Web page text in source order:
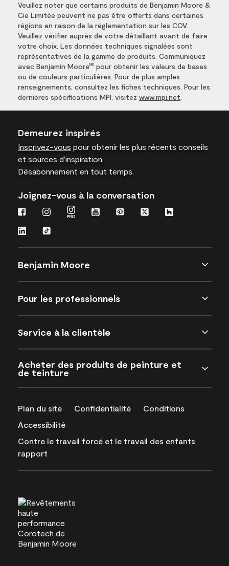
Veuillez noter que certains produits de Benjamin Moore &
Cie Limitée peuvent ne pas être offerts dans certaines
régions en raison de la réglementation sur les COV.
Veuillez vérifier auprès de votre détaillant avant de faire
votre choix. Les données techniques signalées sont
représentatives de la gamme de produits. Communiquez
avec Benjamin Moore MD pour obtenir les valeurs de bases
ou de couleurs particulières. Pour de plus amples
renseignements, consultez les fiches techniques. Pour les
dernières spécifications MPI, visitez www.mpi.net
Demeurez inspirés
Inscrivez-vous pour obtenir les plus récents conseils
et sources d’inspiration.
Désabonnement en tout temps.
Joignez-vous à la conversation
Benjamin Moore
Pour les professionnels
Service à la clientèle
Acheter des produits de peinture et
de teinture
Plan du site Confidentialité
Conditions
Accessibilité
Contre le travail forcé et le travail des enfants
rapport